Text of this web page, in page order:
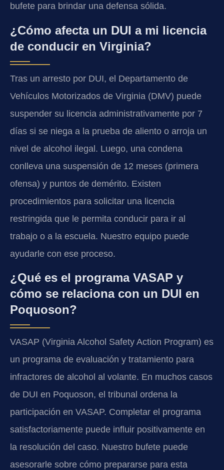
bufete para brindar una defensa sólida.
¿Cómo afecta un DUI a mi licencia
de conducir en Virginia?
Tras un arresto por DUI, el Departamento de
Vehículos Motorizados de Virginia (DMV) puede
suspender su licencia administrativamente por 7
días si se niega a la prueba de aliento o arroja un
nivel de alcohol ilegal. Luego, una condena
conlleva una suspensión de 12 meses (primera
ofensa) y puntos de demérito. Existen
procedimientos para solicitar una licencia
restringida que le permita conducir para ir al
trabajo o a la escuela. Nuestro equipo puede
ayudarle con ese proceso.
¿Qué es el programa VASAP y
cómo se relaciona con un DUI en
Poquoson?
VASAP (Virginia Alcohol Safety Action Program) es
un programa de evaluación y tratamiento para
infractores de alcohol al volante. En muchos casos
de DUI en Poquoson, el tribunal ordena la
participación en VASAP. Completar el programa
satisfactoriamente puede influir positivamente en
la resolución del caso. Nuestro bufete puede
asesorarle sobre cómo prepararse para esta